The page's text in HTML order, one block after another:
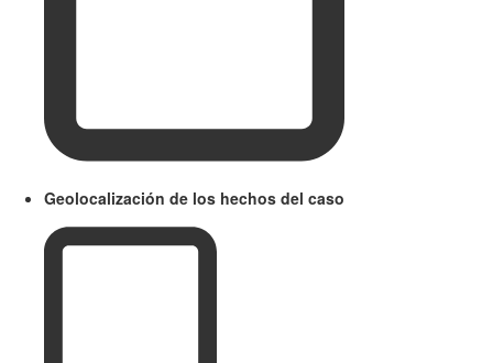
Geolocalización de los hechos del caso